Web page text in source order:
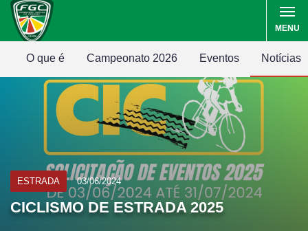
MENU
O que é Campeonato 2026 Eventos Notícias
ESTRADA 03/06/2024
CICLISMO DE ESTRADA 2025